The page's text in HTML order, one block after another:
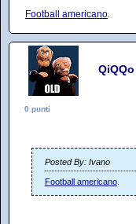
Football americano
QiQQo
0 punti
Posted By: Ivano
Football americano